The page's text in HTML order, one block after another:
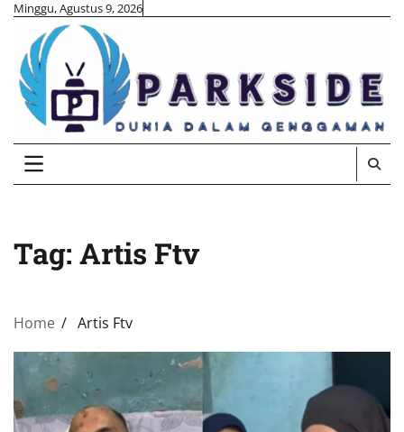
Skip
content
Minggu, Agustus 9, 2026
Tag: Artis Ftv
Home Artis Ftv